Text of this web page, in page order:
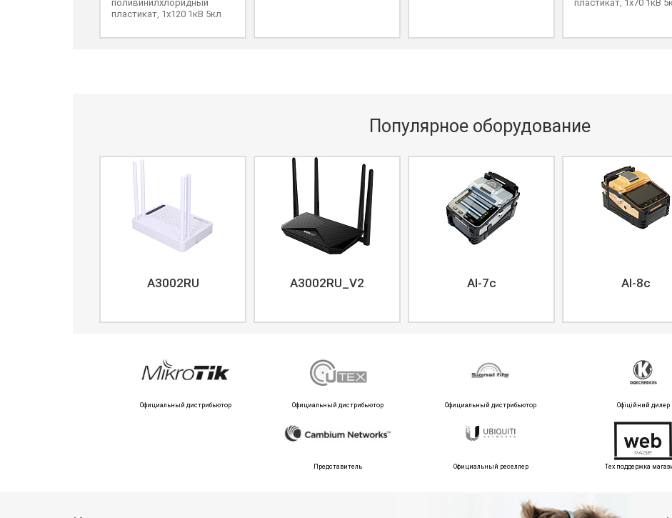
поливинилхлоридный
пластикат, 1x120 1кВ 5кл
пластикат, 1x70 1кВ
Популярное оборудование
A3002RU A3002RU_V2 AI-7c AI-8c
Официальный дистрибьютор Официальный дистрибьютор Официальный дистрибьютор Офіційний дилер
Представитель Официальный реселлер Тех поддержка